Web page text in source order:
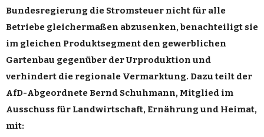
Bundesregierung die Stromsteuer nicht für alle
Betriebe gleichermaßen abzusenken, benachteiligt sie
im gleichen Produktsegment den gewerblichen
Gartenbau gegenüber der Urproduktion und
verhindert die regionale Vermarktung. Dazu teilt der
AfD-Abgeordnete Bernd Schuhmann, Mitglied im
Ausschuss für Landwirtschaft, Ernährung und Heimat,
mit: